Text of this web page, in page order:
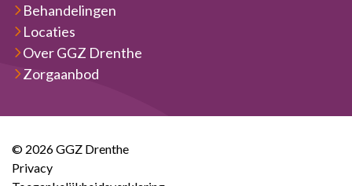
Behandelingen
Locaties
Over GGZ Drenthe
Zorgaanbod
© 2026 GGZ Drenthe
Privacy